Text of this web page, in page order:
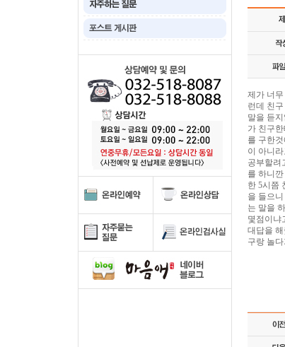
제가 너
런데 친
말을 듣
가 친구
를 구한
이 아니
공부할려
를 하니
한 5시쯤
을 들으
는 말을
몇점이냐
대답을
구랑 놀